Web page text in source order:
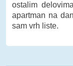
ostalim
apartman na
sam vrh liste.